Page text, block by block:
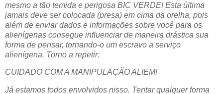
mesmo a tão temida e perigosa BIC VERDE! Esta última
jamais deve ser colocada (presa) em cima da orelha, pois
além de enviar dados e informações sobre você para os
alienígenas consegue influenciar de maneira drástica sua
forma de pensar, tornando-o um escravo a serviço
alienígena. Torno a repetir:
CUIDADO COM A MANIPULAÇÃO ALIEM!
Já estamos todos envolvidos nisso. Tentar qualquer forma